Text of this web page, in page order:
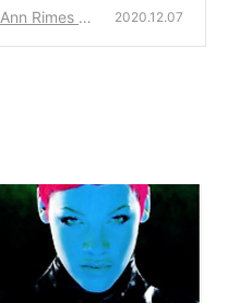
Rimes /
2020.12.07